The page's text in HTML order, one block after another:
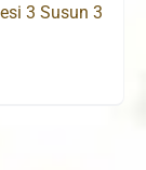
3 Susun 3